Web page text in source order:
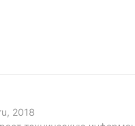
2018